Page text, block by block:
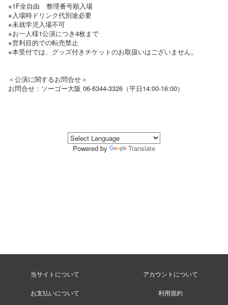
※1F全自由 整理番号順入場
※入場時ドリンク代別途必要
※未就学児入場不可
※お一人様1公演につき4枚まで
※営利目的での転売禁止
※本受付では、グッズ付きチケットのお取扱いはございません。
＜公演に関するお問合せ＞
お問合せ：ソーゴー大阪 06-6344-3326（平日14:00-16:00）
Powered by Translate
当サイトについて アカウントについて
お支払いについて 利用規約